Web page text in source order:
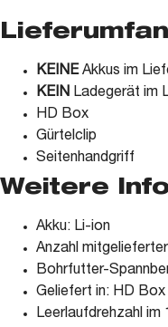
KEINEAkkus im
KEIN Ladegerät im
HD Box
Gürtelclip
Seitenhandgriff
Weitere
Akku: Li-ion
Anzahl
Bohrfutter-
Geliefert in: HD Box
Leerlaufdrehzahl im